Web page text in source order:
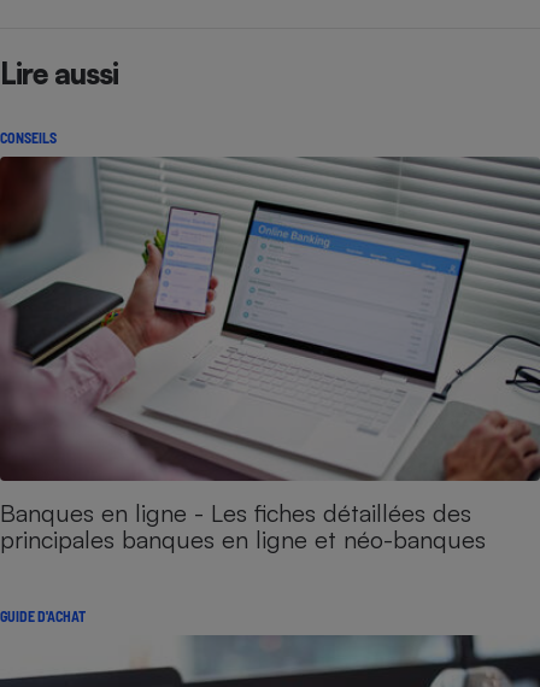
Lire aussi
CONSEILS
Banques en ligne - Les fiches détaillées des
principales banques en ligne et néo-banques
GUIDE D'ACHAT